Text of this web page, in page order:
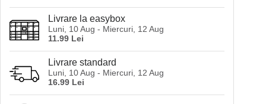
Livrare la easybox
Luni, 10 Aug - Miercuri, 12 Aug
11.99 Lei
Livrare standard
Luni, 10 Aug - Miercuri, 12 Aug
16.99 Lei